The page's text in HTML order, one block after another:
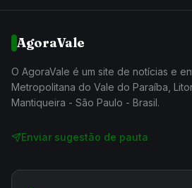
AgoraVale
O AgoraVale é um site de notícias e
Metropolitana do Vale do Paraíba,
Mantiqueira - São Paulo - Brasil.
Enviar sugestão de pauta